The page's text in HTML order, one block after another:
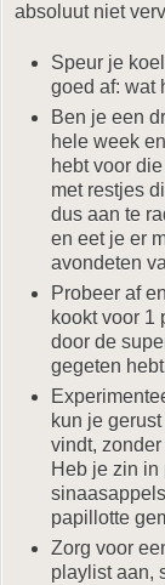
absoluut niet
Speur je
goed af: wat
Ben je een
hele week
hebt voor
met restjes
dus aan te
en eet je er
avondeten
Probeer af
kookt voor 1
door de
gegeten
kun je
vindt,
Heb je zin in
papillotte
Zorg voor
playlist aan,